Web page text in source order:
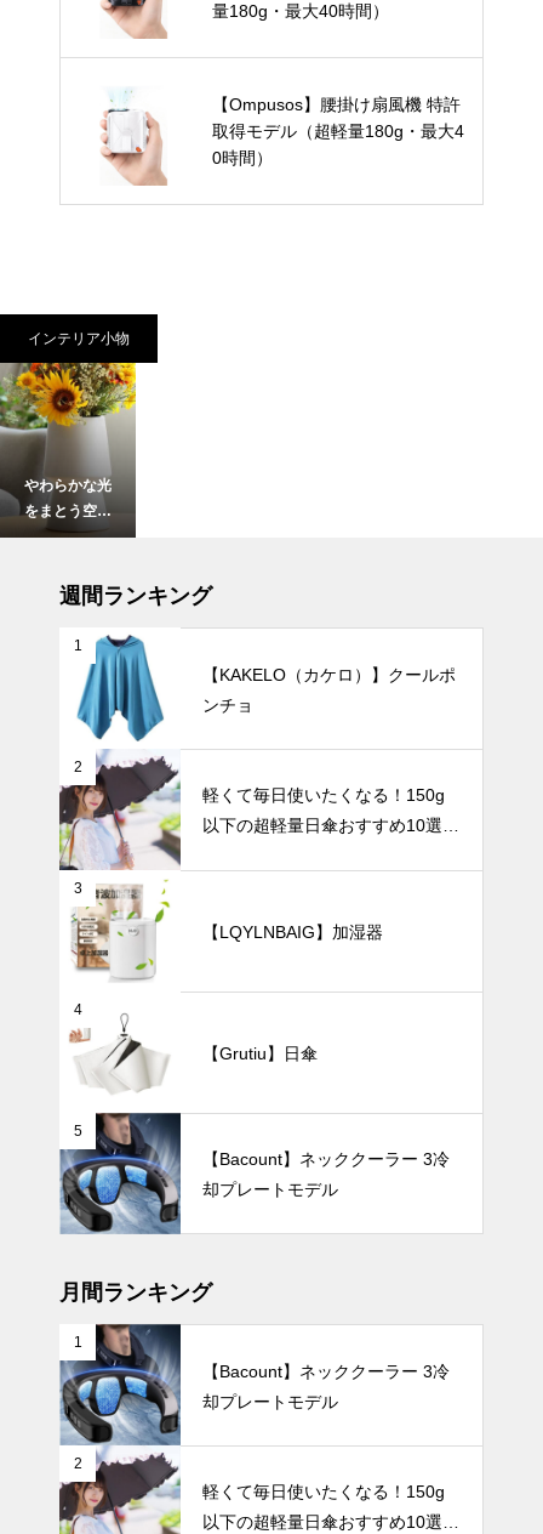
量180g・最大40時間）
【Ompusos】腰掛け扇風機 特許
取得モデル（超軽量180g・最大4
0時間）
インテリア小物
やわらかな光
をまとう空間
づくり。白磁
するモダンな
【2025年最
新版】暑さを
一瞬で和らげ
る！冷却プレ
ート付きハン
ディファンお
すすめ10選
暑さ対策
【2025年最
新版】軽くて
快適！バッグ
にすっきり収
まる「100g
台のミニ扇風
機」おすすめ
暑さ対策
炎天下の観戦
を快適に！夏
の暑さを忘れ
させる「着る
めアイテム8
インテリア小物
お部屋がまる
でギャラリー
に。アートの
ように飾れる
おしゃれな花
瓶27選。
暑さ対策
週間ランキング
1
【KAKELO（カケロ）】クールポ
ンチョ
2
軽くて毎日使いたくなる！150g
以下の超軽量日傘おすすめ10選
3
【LQYLNBAIG】加湿器
4
【Grutiu】日傘
5
【Bacount】ネッククーラー 3冷
却プレートモデル
月間ランキング
1
【Bacount】ネッククーラー 3冷
却プレートモデル
2
軽くて毎日使いたくなる！150g
以下の超軽量日傘おすすめ10選